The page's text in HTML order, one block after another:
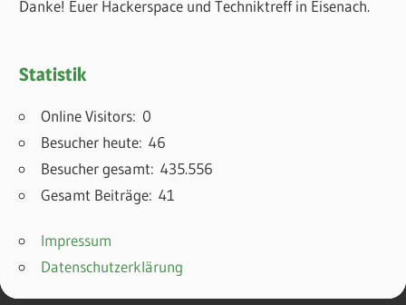
Danke! Euer Hackerspace und Techniktreff in Eisenach.
Statistik
Online Visitors: 0
Besucher heute:46
Besucher gesamt:435.556
Gesamt Beiträge:41
Impressum
Datenschutzerklärung